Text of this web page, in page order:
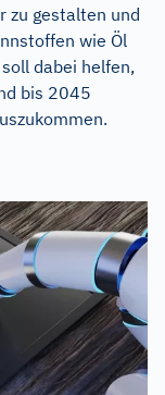
zu gestalten und
wie Öl
dabei helfen,
bis 2045